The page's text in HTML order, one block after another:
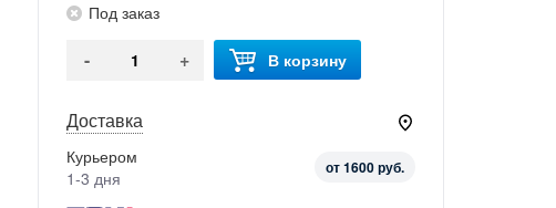
Под заказ
- + В корзину
Доставка
Курьером
1-3 дня
от 1600 руб.